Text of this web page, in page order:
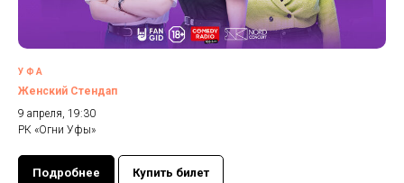
УФА
Женский Стендап
9 апреля, 19:30
РК «Огни Уфы»
Подробнее Купить билет